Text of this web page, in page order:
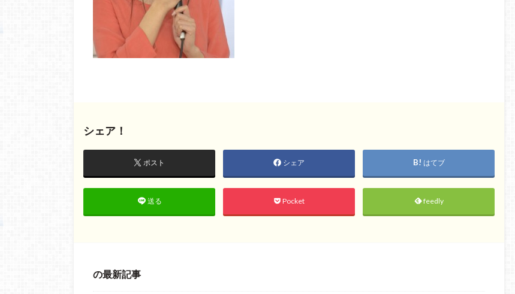
シェア！
ポスト シェア はてブ
送る Pocket feedly
の最新記事